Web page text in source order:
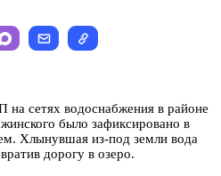
сетях водоснабжения в районе
было зафиксировано в
Хлынувшая из-под земли вода
дорогу в озеро.